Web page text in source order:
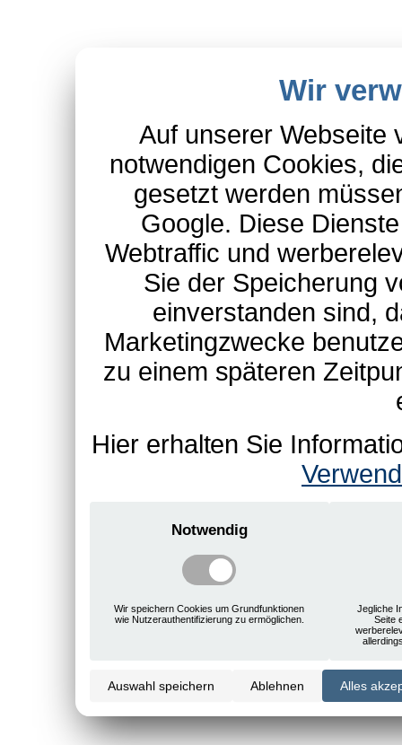
Wir
Auf unserer Webseite
notwendigen Cookies,
gesetzt werden
Google. Diese
Webtraffic und
Sie der Speicherung
einverstanden sind,
Marketingzwecke
zu einem späteren
Hier erhalten Sie
Notwendig
Wir speichern Cookies um Grundfunktionen
wie Nutzerauthentifizierung zu ermöglichen.
Jegliche
Seite
Auswahl speichern Ablehnen Alles